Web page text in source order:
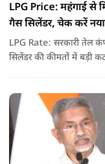
LPG Price: महंगाई से
गैस सिलेंडर, चेक करें
LPG Rate: सरकारी तेल
सिलेंडर की कीमतों में बड़ी